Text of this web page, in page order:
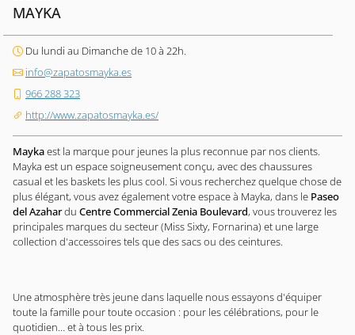
MAYKA
Du lundi au Dimanche de 10 à 22h.
info@zapatosmayka.es
966 288 323
http://www.zapatosmayka.es/
Maykaest la marque pour jeunes la plus reconnue par nos clients.
Mayka est un espace soigneusement conçu, avec des chaussures
casual et les baskets les plus cool. Si vous recherchez quelque chose de
plus élégant, vous avez également votre espace à Mayka, dans le Paseo
del Azahardu Centre Commercial Zenia Boulevard, vous trouverez les
principales marques du secteur (Miss Sixty, Fornarina) et une large
collection d'accessoires tels que des sacs ou des ceintures.
Une atmosphère très jeune dans laquelle nous essayons d'équiper
toute la famille pour toute occasion : pour les célébrations, pour le
quotidien… et à tous les prix.